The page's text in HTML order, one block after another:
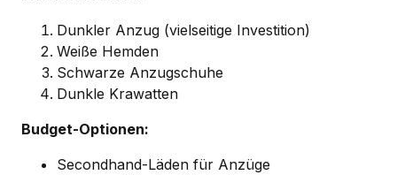
Dunkler Anzug (vielseitige Investition)
Weiße Hemden
Schwarze Anzugschuhe
Dunkle Krawatten
Budget-Optionen:
Secondhand-Läden für Anzüge